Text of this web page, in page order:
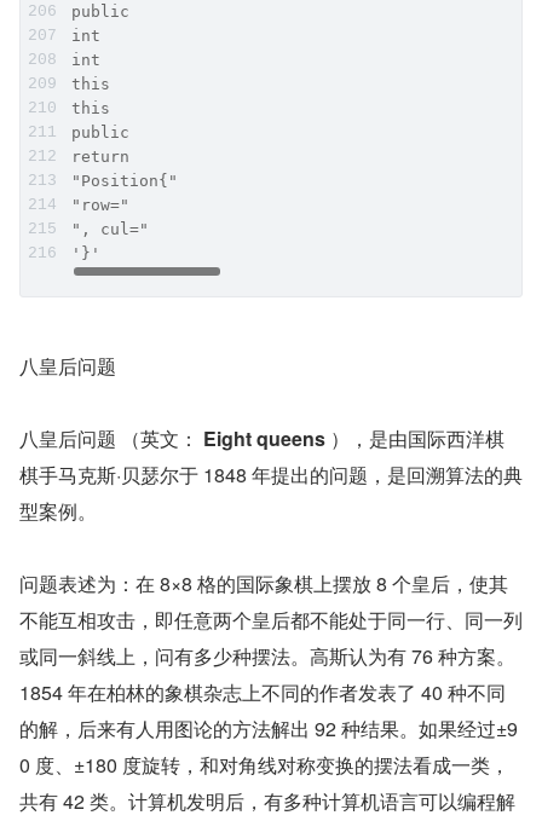
public
int
int
this
this
public
return
"Position{"
"row="
", cul="
'}'
八皇后问题
八皇后问题 （英文： Eight queens ），是由国际西洋棋
棋手马克斯·贝瑟尔于 1848 年提出的问题，是回溯算法的典
型案例。
问题表述为：在 8×8 格的国际象棋上摆放 8 个皇后，使其
不能互相攻击，即任意两个皇后都不能处于同一行、同一列
或同一斜线上，问有多少种摆法。高斯认为有 76 种方案。
1854 年在柏林的象棋杂志上不同的作者发表了 40 种不同
的解，后来有人用图论的方法解出 92 种结果。如果经过±9
0 度、±180 度旋转，和对角线对称变换的摆法看成一类，
共有 42 类。计算机发明后，有多种计算机语言可以编程解